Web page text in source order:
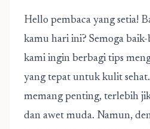
Hello pembaca yang setia!
kamu hari ini? Semoga
kami ingin berbagi tips
yang tepat untuk kulit
memang penting, terlebih
dan awet muda. Namun,